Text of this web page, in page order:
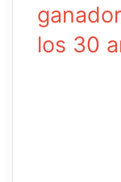
los 30